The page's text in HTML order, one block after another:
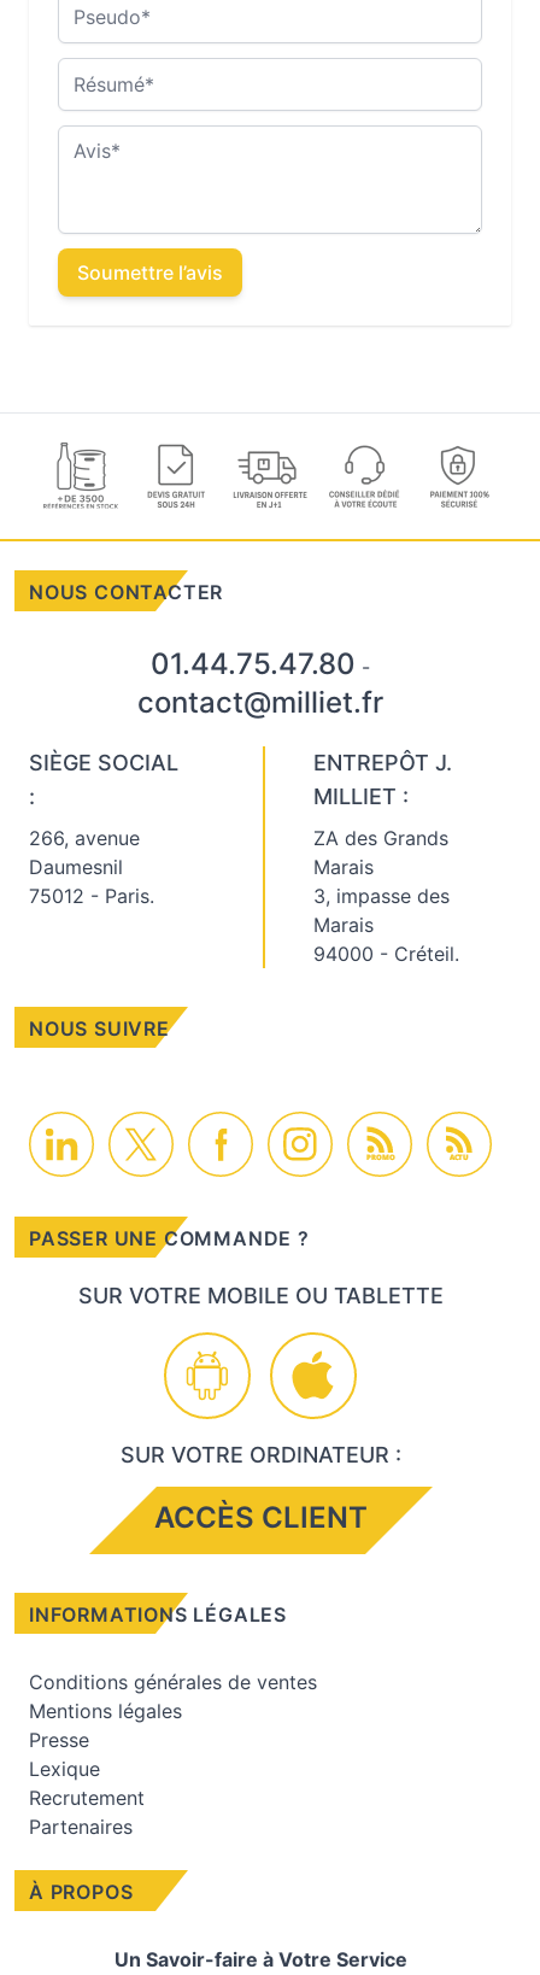
Résumé
Avis
Soumettre l’avis
À PROPOS
Un Savoir-faire à Votre Service
NOUS CONTACTER
01.44.75.47.80 -
contact@milliet.fr
SIÈGE SOCIAL
:
266, avenue
Daumesnil
75012 - Paris.
ENTREPÔT J.
MILLIET :
ZA des Grands
Marais
3, impasse des
Marais
94000 - Créteil.
NOUS SUIVRE
PROMO ACTU
PASSER UNE COMMANDE ?
SUR VOTRE MOBILE OU TABLETTE
SUR VOTRE ORDINATEUR :
ACCÈS CLIENT
INFORMATIONS LÉGALES
Conditions générales de ventes
Mentions légales
Presse
Lexique
Recrutement
Partenaires